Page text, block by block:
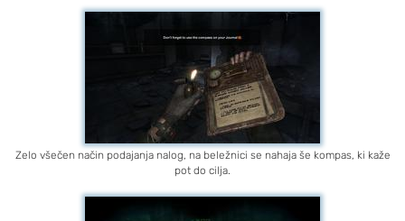
Zelo všečen način podajanja nalog, na beležnici se nahaja še kompas, ki kaže
pot do cilja.